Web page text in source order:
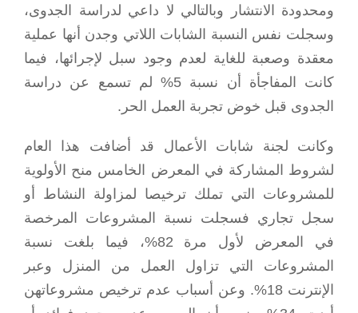
ومحدودة الانتشار وبالتالي لا داعي لدراسة الجدوى،
وسجلت نفس النسبة الشابات اللاتي وجدن أنها عملية
معقدة وصعبة للغاية لعدم وجود سبل لإجرائها، فيما
كانت المفاجأة أن نسبة 5% لم تسمع عن دراسة
الجدوى قبل خوض تجربة العمل الحر.
وكانت لجنة شابات الأعمال قد أضافت هذا العام
لشروط المشاركة في المعرض الخامس منح الأولوية
للمشروعات التي تملك ترخيصا لمزاولة النشاط أو
سجل تجاري فسجلت نسبة المشروعات المرخصة
في المعرض لأول مرة 82%، فيما بلغت نسبة
المشروعات التي تزاول العمل من المنزل وعبر
الإنترنت 18%. وعن أسباب عدم ترخيص مشروعاتهن